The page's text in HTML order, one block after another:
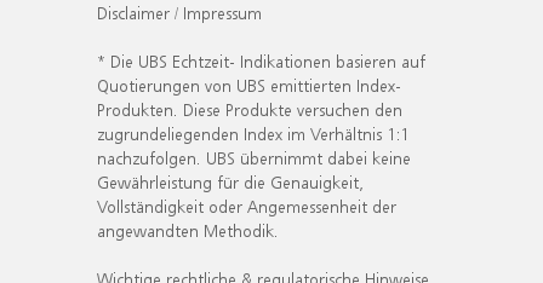
Disclaimer / Impressum
* Die UBS Echtzeit- Indikationen basieren auf
Quotierungen von UBS emittierten Index-
Produkten. Diese Produkte versuchen den
zugrundeliegenden Index im Verhältnis 1:1
nachzufolgen. UBS übernimmt dabei keine
Gewährleistung für die Genauigkeit,
Vollständigkeit oder Angemessenheit der
angewandten Methodik.